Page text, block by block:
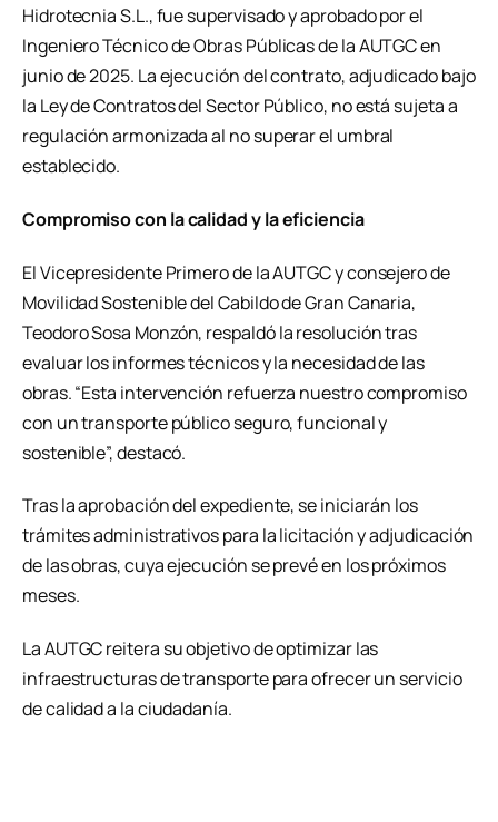
Hidrotecnia S.L., fue supervisado y aprobado por el
Ingeniero Técnico de Obras Públicas de la AUTGC en
junio de 2025. La ejecución del contrato, adjudicado bajo
la Ley de Contratos del Sector Público, no está sujeta a
regulación armonizada al no superar el umbral
establecido.
Compromiso con la calidad y la eficiencia
El Vicepresidente Primero de la AUTGC y consejero de
Movilidad Sostenible del Cabildo de Gran Canaria,
Teodoro Sosa Monzón, respaldó la resolución tras
evaluar los informes técnicos y la necesidad de las
obras. “Esta intervención refuerza nuestro compromiso
con un transporte público seguro, funcional y
sostenible”, destacó.
Tras la aprobación del expediente, se iniciarán los
trámites administrativos para la licitación y adjudicación
de las obras, cuya ejecución se prevé en los próximos
meses.
La AUTGC reitera su objetivo de optimizar las
infraestructuras de transporte para ofrecer un servicio
de calidad a la ciudadanía.